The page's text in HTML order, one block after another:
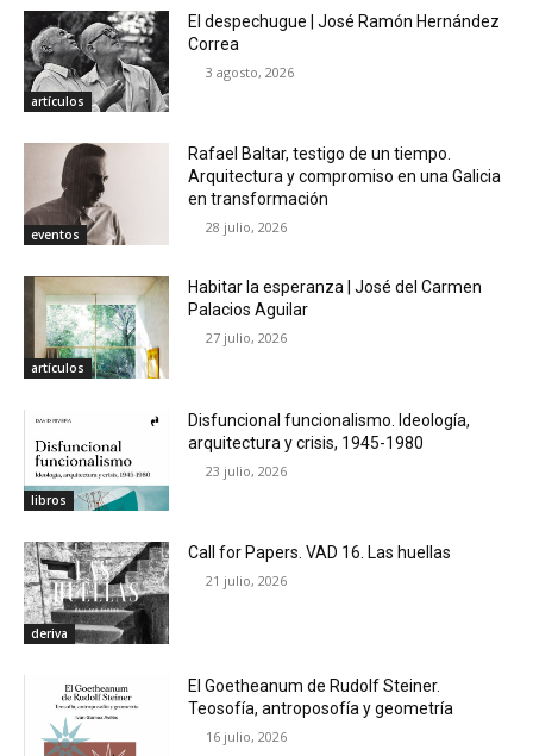
artículos
El despechugue | José Ramón Hernández
Correa
3 agosto, 2026
eventos
Rafael Baltar, testigo de un tiempo.
Arquitectura y compromiso en una Galicia
en transformación
28 julio, 2026
artículos
Habitar la esperanza | José del Carmen
Palacios Aguilar
27 julio, 2026
libros
Disfuncional funcionalismo. Ideología,
arquitectura y crisis, 1945-1980
23 julio, 2026
deriva
Call for Papers. VAD 16. Las huellas
21 julio, 2026
El Goetheanum de Rudolf Steiner.
Teosofía, antroposofía y geometría
16 julio, 2026